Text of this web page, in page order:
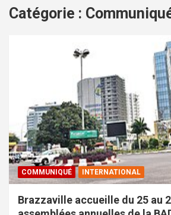
Catégorie :
COMMUNIQUÉ INTERNATIONAL
Brazzaville accueille du 25 au